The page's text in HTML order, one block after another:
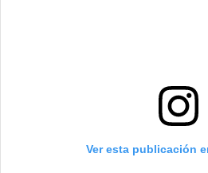
Ver esta publicación